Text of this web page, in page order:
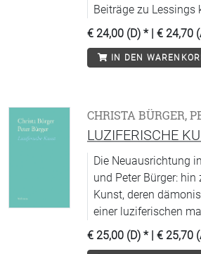
Beiträge zu Lessings
Auseinandersetzung
Naturvorstellungen
€ 24,00 (D) * | € 24,70
IN DEN
CHRISTA BÜRGER,
LUZIFERISCHE
Die Neuausrichtung
und Peter Bürger: hin
Kunst, deren
einer luziferischen
€ 25,00 (D) * | € 25,70